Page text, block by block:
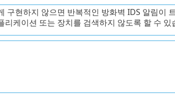
현하지 않으면 반복적인 방화벽 IDS 알림이
케이션 또는 장치를 검색하지 않도록 할 수 있